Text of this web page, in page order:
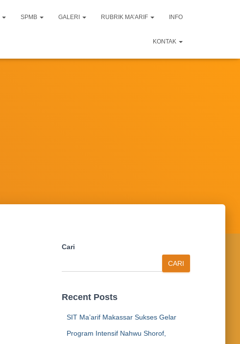
SPMB GALERI RUBRIK MA’ARIF INFO
KONTAK
Cari
CARI
Recent Posts
SIT Ma’arif Makassar Sukses Gelar
Program Intensif Nahwu Shorof,